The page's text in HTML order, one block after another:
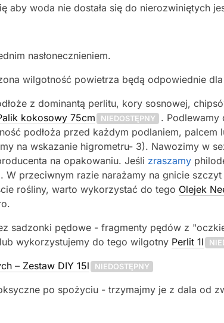
aby woda nie dostała się do nierozwiniętych
nasłonecznieniem.
wilgotność powietrza będą odpowiednie
z dominantą perlitu, kory sosnowej,
kokosowy 75cm NIEDOSTĘPNY
. Podlewamy
podłoża przed każdym podlaniem,
na wskazanie higrometru- 3). Nawozimy w
na opakowaniu. Jeśli zraszamy
przeciwnym razie narażamy na gnicie
rośliny, warto wykorzystać do tego Olejek
sadzonki pędowe - fragmenty pędów z
wykorzystujemy do tego wilgotny Perlit 1l
– Zestaw DIY 15l NIEDOSTĘPNY
po spożyciu - trzymajmy je z dala od